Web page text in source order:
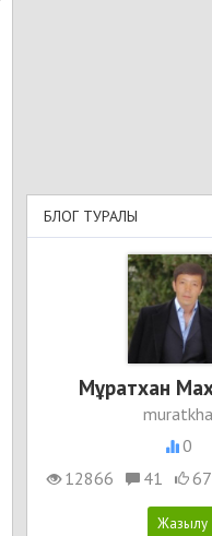
БЛОГ ТУРАЛЫ
Мұратхан
0
12866
41 67